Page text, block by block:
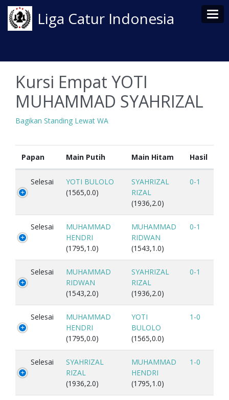
Liga Catur Indonesia
Kursi Empat YOTI
MUHAMMAD SYAHRIZAL
Bagikan Standing Lewat WA
Papan Main Putih Main Hitam Hasil
Selesai
YOTI BULOLO
(1565,0.0)
SYAHRIZAL
RIZAL
(1936,2.0)
0-1
Selesai
MUHAMMAD
HENDRI
(1795,1.0)
MUHAMMAD
RIDWAN
(1543,1.0)
0-1
Selesai
MUHAMMAD
RIDWAN
(1543,2.0)
SYAHRIZAL
RIZAL
(1936,2.0)
0-1
Selesai
MUHAMMAD
HENDRI
(1795,0.0)
YOTI
BULOLO
(1565,0.0)
1-0
Selesai
SYAHRIZAL
RIZAL
(1936,2.0)
MUHAMMAD
HENDRI
(1795,1.0)
1-0